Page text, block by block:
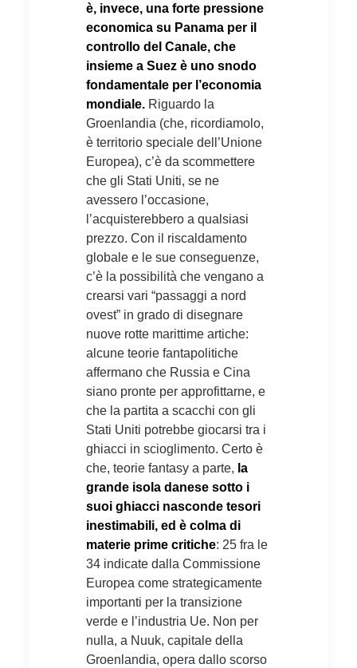
è, invece, una forte pressione
economica su Panama per il
controllo del Canale, che
insieme a Suez è uno snodo
fondamentale per l’economia
mondiale. Riguardo la
Groenlandia (che, ricordiamolo,
è territorio speciale dell’Unione
Europea), c’è da scommettere
che gli Stati Uniti, se ne
avessero l’occasione,
l’acquisterebbero a qualsiasi
prezzo. Con il riscaldamento
globale e le sue conseguenze,
c’è la possibilità che vengano a
crearsi vari “passaggi a nord
ovest” in grado di disegnare
nuove rotte marittime artiche:
alcune teorie fantapolitiche
affermano che Russia e Cina
siano pronte per approfittarne, e
che la partita a scacchi con gli
Stati Uniti potrebbe giocarsi tra i
ghiacci in scioglimento. Certo è
che, teorie fantasy a parte, la
grande isola danese sotto i
suoi ghiacci nasconde tesori
inestimabili, ed è colma di
materie prime critiche: 25 fra le
34 indicate dalla Commissione
Europea come strategicamente
importanti per la transizione
verde e l’industria Ue. Non per
nulla, a Nuuk, capitale della
Groenlandia, opera dallo scorso